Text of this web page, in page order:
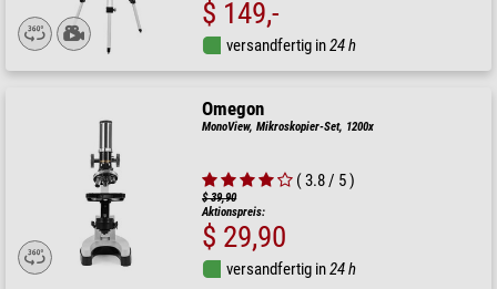
$ 149,-
versandfertig in24 h
Omegon
MonoView, Mikroskopier-Set, 1200x
( 3.8 / 5 )
$ 39,90
Aktionspreis:
$ 29,90
versandfertig in24 h